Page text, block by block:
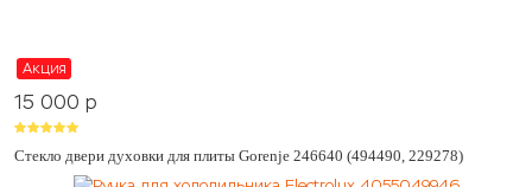
Акция
15 000 p
Стекло двери духовки для плиты Gorenje 246640 (494490, 229278)